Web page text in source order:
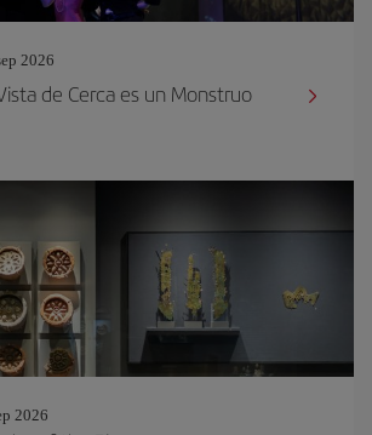
2026
de Cerca es un Monstruo
2026